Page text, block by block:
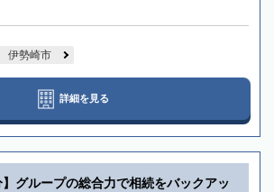
伊勢崎市
詳細を見る
】グループの総合力で相続をバックアッ